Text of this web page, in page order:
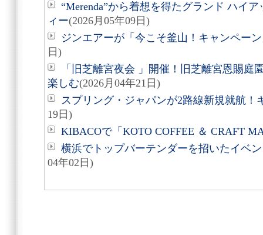
“Merenda”から着想を得たグランド ハイ
ィー(2026月05年09日)
ジンエアーが「今こそ釜山！キャンペー
日)
「旧芝離宮夜会 」開催！旧芝離宮恩賜庭
楽しむ(2026月04年21日)
スプリング・ジャパンが2路線新規就航！
19日)
KIBACOで「KOTO COFFEE ＆ CRAFT
横浜でトップバーテンダーを招いたイベ
04年02日)